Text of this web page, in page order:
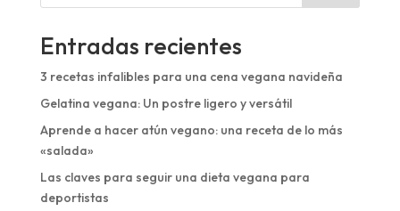
Entradas recientes
3 recetas infalibles para una cena vegana navideña
Gelatina vegana: Un postre ligero y versátil
Aprende a hacer atún vegano: una receta de lo más
«salada»
Las claves para seguir una dieta vegana para
deportistas